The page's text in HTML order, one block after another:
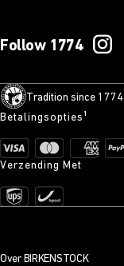
Follow 1774
Tradition since 1774
Betalingsopties¹
Verzending Met
Over BIRKENSTOCK